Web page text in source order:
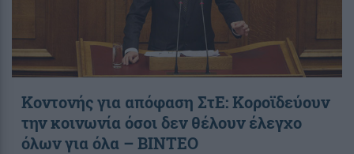
Κοντονής για απόφαση ΣτΕ: Κοροϊδεύουν
την κοινωνία όσοι δεν θέλουν έλεγχο
όλων για όλα – ΒΙΝΤΕΟ